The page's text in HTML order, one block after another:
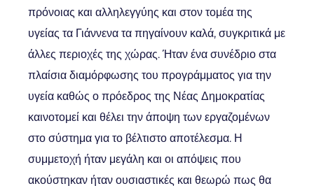
πρόνοιας και αλληλεγγύης και στον τομέα της
υγείας τα Γιάννενα τα πηγαίνουν καλά, συγκριτικά με
άλλες περιοχές της χώρας. Ήταν ένα συνέδριο στα
πλαίσια διαμόρφωσης του προγράμματος για την
υγεία καθώς ο πρόεδρος της Νέας Δημοκρατίας
καινοτομεί και θέλει την άποψη των εργαζομένων
στο σύστημα για το βέλτιστο αποτέλεσμα. Η
συμμετοχή ήταν μεγάλη και οι απόψεις που
ακούστηκαν ήταν ουσιαστικές και θεωρώ πως θα